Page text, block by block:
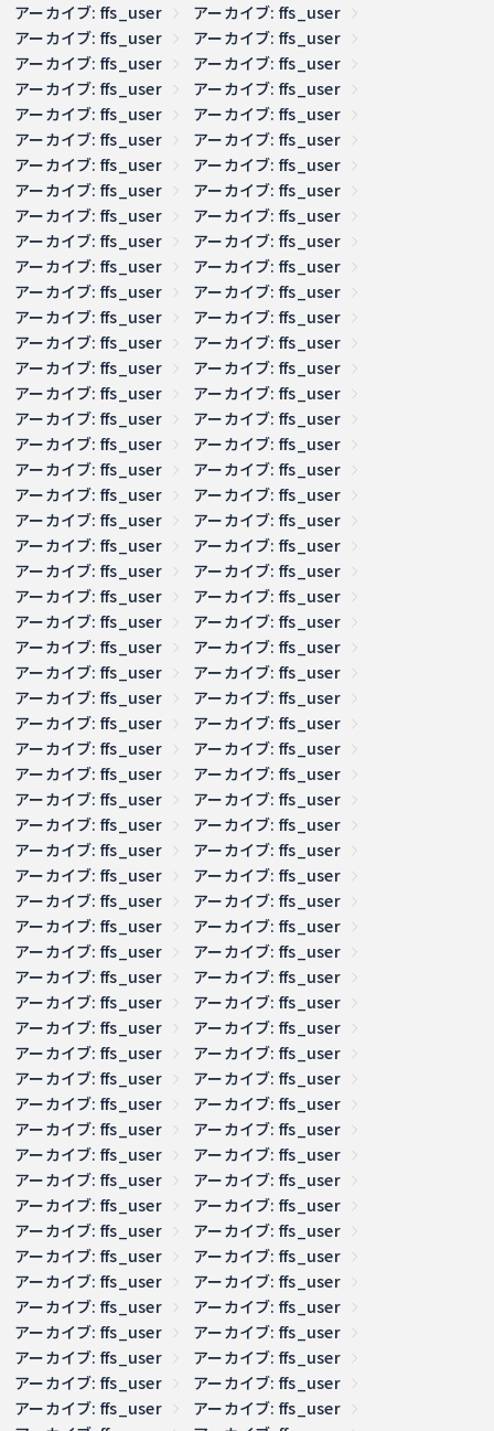
アーカイブ: ffs_user
アーカイブ: ffs_user
アーカイブ: ffs_user
アーカイブ: ffs_user
アーカイブ: ffs_user
アーカイブ: ffs_user
アーカイブ: ffs_user
アーカイブ: ffs_user
アーカイブ: ffs_user
アーカイブ: ffs_user
アーカイブ: ffs_user
アーカイブ: ffs_user
アーカイブ: ffs_user
アーカイブ: ffs_user
アーカイブ: ffs_user
アーカイブ: ffs_user
アーカイブ: ffs_user
アーカイブ: ffs_user
アーカイブ: ffs_user
アーカイブ: ffs_user
アーカイブ: ffs_user
アーカイブ: ffs_user
アーカイブ: ffs_user
アーカイブ: ffs_user
アーカイブ: ffs_user
アーカイブ: ffs_user
アーカイブ: ffs_user
アーカイブ: ffs_user
アーカイブ: ffs_user
アーカイブ: ffs_user
アーカイブ: ffs_user
アーカイブ: ffs_user
アーカイブ: ffs_user
アーカイブ: ffs_user
アーカイブ: ffs_user
アーカイブ: ffs_user
アーカイブ: ffs_user
アーカイブ: ffs_user
アーカイブ: ffs_user
アーカイブ: ffs_user
アーカイブ: ffs_user
アーカイブ: ffs_user
アーカイブ: ffs_user
アーカイブ: ffs_user
アーカイブ: ffs_user
アーカイブ: ffs_user
アーカイブ: ffs_user
アーカイブ: ffs_user
アーカイブ: ffs_user
アーカイブ: ffs_user
アーカイブ: ffs_user
アーカイブ: ffs_user
アーカイブ: ffs_user
アーカイブ: ffs_user
アーカイブ: ffs_user
アーカイブ: ffs_user
アーカイブ: ffs_user
アーカイブ: ffs_user
アーカイブ: ffs_user
アーカイブ: ffs_user
アーカイブ: ffs_user
アーカイブ: ffs_user
アーカイブ: ffs_user
アーカイブ: ffs_user
アーカイブ: ffs_user
アーカイブ: ffs_user
アーカイブ: ffs_user
アーカイブ: ffs_user
アーカイブ: ffs_user
アーカイブ: ffs_user
アーカイブ: ffs_user
アーカイブ: ffs_user
アーカイブ: ffs_user
アーカイブ: ffs_user
アーカイブ: ffs_user
アーカイブ: ffs_user
アーカイブ: ffs_user
アーカイブ: ffs_user
アーカイブ: ffs_user
アーカイブ: ffs_user
アーカイブ: ffs_user
アーカイブ: ffs_user
アーカイブ: ffs_user
アーカイブ: ffs_user
アーカイブ: ffs_user
アーカイブ: ffs_user
アーカイブ: ffs_user
アーカイブ: ffs_user
アーカイブ: ffs_user
アーカイブ: ffs_user
アーカイブ: ffs_user
アーカイブ: ffs_user
アーカイブ: ffs_user
アーカイブ: ffs_user
アーカイブ: ffs_user
アーカイブ: ffs_user
アーカイブ: ffs_user
アーカイブ: ffs_user
アーカイブ: ffs_user
アーカイブ: ffs_user
アーカイブ: ffs_user
アーカイブ: ffs_user
アーカイブ: ffs_user
アーカイブ: ffs_user
アーカイブ: ffs_user
アーカイブ: ffs_user
アーカイブ: ffs_user
アーカイブ: ffs_user
アーカイブ: ffs_user
アーカイブ: ffs_user
アーカイブ: ffs_user
アーカイブ: ffs_user